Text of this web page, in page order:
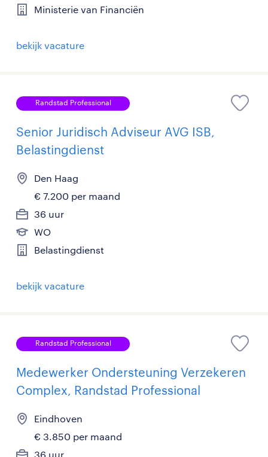
Ministerie van Financiën
bekijk vacature
Randstad Professional
Senior Juridisch Adviseur AVG ISB,
Belastingdienst
Den Haag
€ 7.200 per maand
36 uur
WO
Belastingdienst
bekijk vacature
Randstad Professional
Medewerker Ondersteuning Verzekeren
Complex, Randstad Professional
Eindhoven
€ 3.850 per maand
36 uur